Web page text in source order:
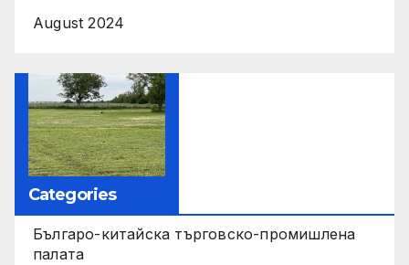
August 2024
Categories
Българо-китайска търговско-промишлена
палата